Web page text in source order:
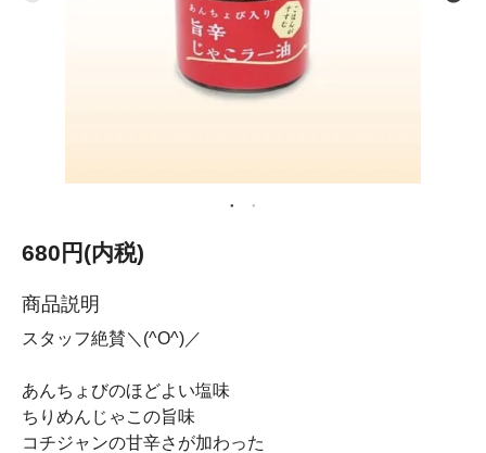
680円(内税)
商品説明
スタッフ絶賛＼(^O^)／
あんちょびのほどよい塩味
ちりめんじゃこの旨味
コチジャンの甘辛さが加わった